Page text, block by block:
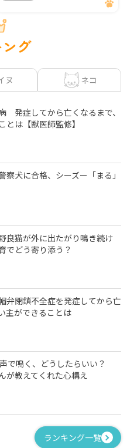
グ
ヌ ネコ
発症してから亡くなるまで、
とは【獣医師監修】
察犬に合格、シーズー「まる」
良猫が外に出たがり鳴き続け
どう寄り添う？
閉鎖不全症を発症してから亡
主ができることは
で鳴く、どうしたらいい？
が教えてくれた心構え
ランキング一覧